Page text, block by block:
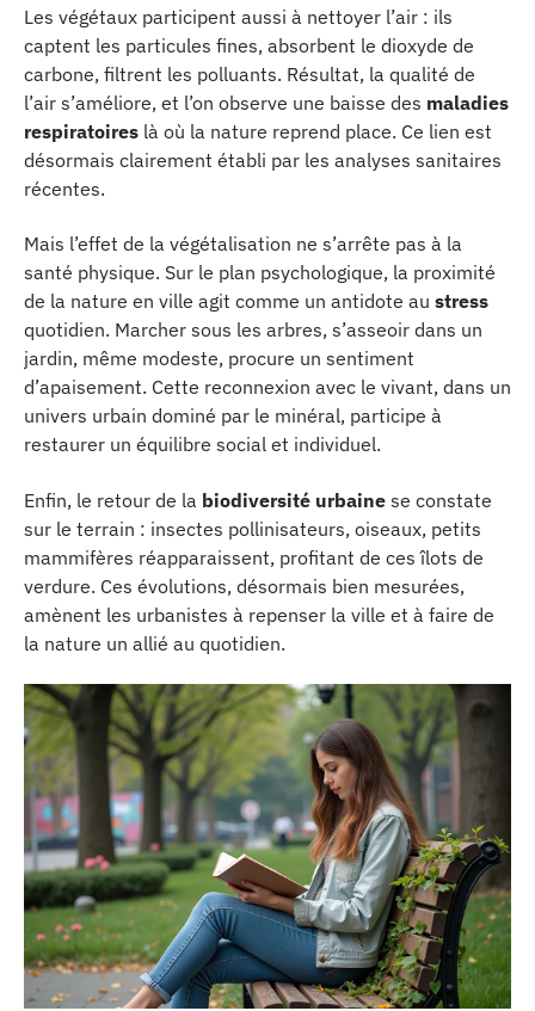
Les végétaux participent aussi à nettoyer l’air : ils
captent les particules fines, absorbent le dioxyde de
carbone, filtrent les polluants. Résultat, la qualité de
l’air s’améliore, et l’on observe une baisse des maladies
respiratoires là où la nature reprend place. Ce lien est
désormais clairement établi par les analyses sanitaires
récentes.
Mais l’effet de la végétalisation ne s’arrête pas à la
santé physique. Sur le plan psychologique, la proximité
de la nature en ville agit comme un antidote au stress
quotidien. Marcher sous les arbres, s’asseoir dans un
jardin, même modeste, procure un sentiment
d’apaisement. Cette reconnexion avec le vivant, dans un
univers urbain dominé par le minéral, participe à
restaurer un équilibre social et individuel.
Enfin, le retour de la biodiversité urbaine se constate
sur le terrain : insectes pollinisateurs, oiseaux, petits
mammifères réapparaissent, profitant de ces îlots de
verdure. Ces évolutions, désormais bien mesurées,
amènent les urbanistes à repenser la ville et à faire de
la nature un allié au quotidien.